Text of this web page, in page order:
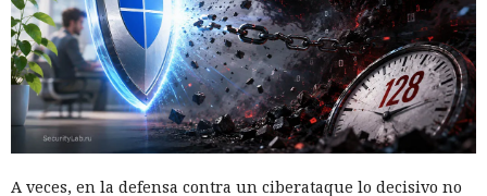
A veces, en la defensa contra un ciberataque lo decisivo no